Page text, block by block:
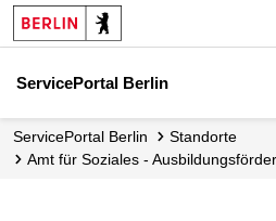
ServicePortal Berlin
ServicePortal Berlin
Standorte
Amt für Soziales -